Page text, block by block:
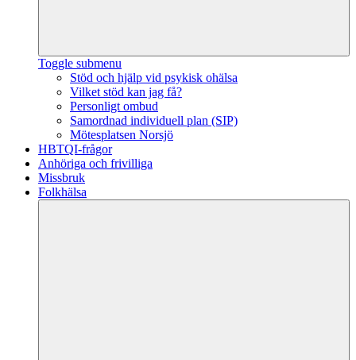
Toggle submenu
Stöd och hjälp vid psykisk ohälsa
Vilket stöd kan jag få?
Personligt ombud
Samordnad individuell plan (SIP)
Mötesplatsen Norsjö
HBTQI-frågor
Anhöriga och frivilliga
Missbruk
Folkhälsa